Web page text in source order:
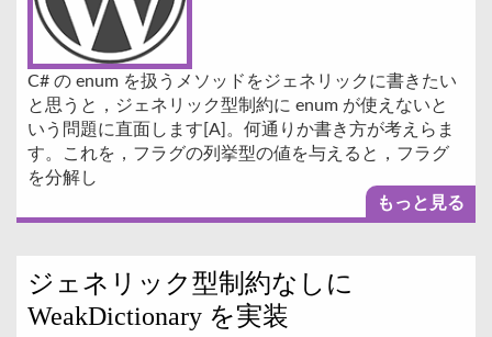
C# の enum を扱うメソッドをジェネリックに書きたい
と思うと，ジェネリック型制約に enum が使えないと
いう問題に直面します[A]。何通りか書き方が考えらま
す。これを，フラグの列挙型の値を与えると，フラグ
を分解し
もっと見る
ジェネリック型制約なしに
WeakDictionary を実装